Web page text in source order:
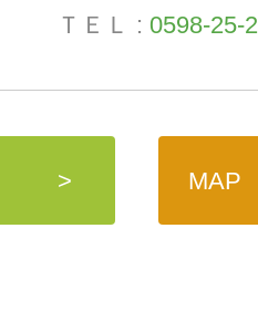
ＴＥＬ : 0598-25-
> MAP